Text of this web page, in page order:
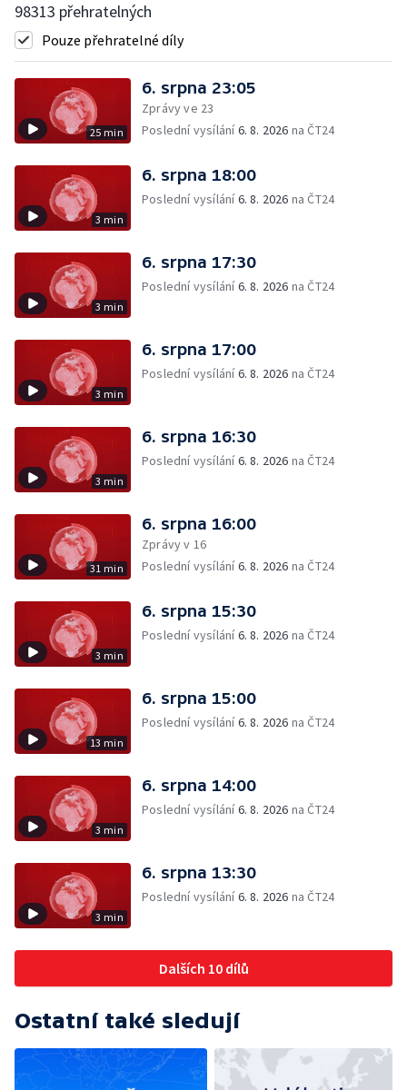
98313 přehratelných
Pouze přehratelné díly
25 min
6. srpna 23:05
Zprávy ve 23
Poslední vysílání6. 8. 2026 na ČT24
3 min
6. srpna 18:00
Poslední vysílání6. 8. 2026 na ČT24
3 min
6. srpna 17:30
Poslední vysílání6. 8. 2026 na ČT24
3 min
6. srpna 17:00
Poslední vysílání6. 8. 2026 na ČT24
3 min
6. srpna 16:30
Poslední vysílání6. 8. 2026 na ČT24
31 min
6. srpna 16:00
Zprávy v 16
Poslední vysílání6. 8. 2026 na ČT24
3 min
6. srpna 15:30
Poslední vysílání6. 8. 2026 na ČT24
13 min
6. srpna 15:00
Poslední vysílání6. 8. 2026 na ČT24
3 min
6. srpna 14:00
Poslední vysílání6. 8. 2026 na ČT24
3 min
6. srpna 13:30
Poslední vysílání6. 8. 2026 na ČT24
Dalších 10 dílů
Ostatní také sledují